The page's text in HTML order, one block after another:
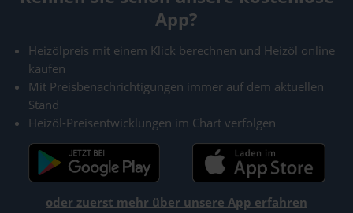
App?
Heizölpreis mit einem Klick berechnen und Heizöl online
kaufen
Mit Preisbenachrichtigungen immer auf dem aktuellen
Stand
Heizöl-Preisentwicklungen im Chart verfolgen
oder zuerst mehr über unsere App erfahren